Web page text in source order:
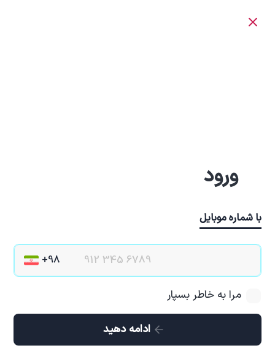
ورود
با شماره موبایل
مرا به خاطر بسپار
ادامه دهید